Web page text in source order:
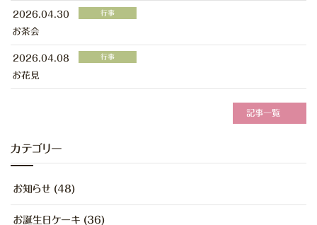
2026.04.30 行事
お茶会
2026.04.08 行事
お花見
記事一覧
カテゴリー
お知らせ (48)
お誕生日ケーキ (36)